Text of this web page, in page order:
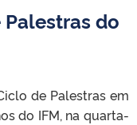
do
de Palestras em
do IFM, na quarta-